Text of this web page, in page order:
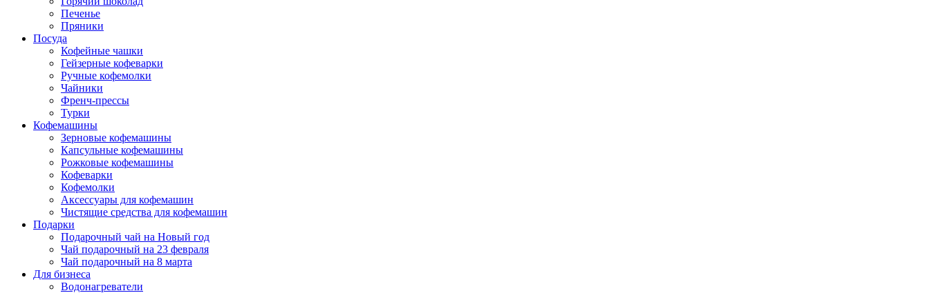
Печенье
Пряники
Посуда
Кофейные чашки
Гейзерные кофеварки
Ручные кофемолки
Чайники
Френч-прессы
Турки
Кофемашины
Зерновые кофемашины
Капсульные кофемашины
Рожковые кофемашины
Кофеварки
Кофемолки
Аксессуары для кофемашин
Чистящие средства для кофемашин
Подарки
Подарочный чай на Новый год
Чай подарочный на 23 февраля
Чай подарочный на 8 марта
Для бизнеса
Водонагреватели